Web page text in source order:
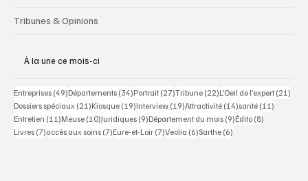
Tribunes & Opinions
À la une ce mois-ci
Entreprises (49)49 posts
Départements (34)34 posts
Portrait (27)27 posts
Tribune (22)22 posts
L’Oeil de l’expert (21)
Dossiers spéciaux (21)21 posts
Kiosque (19)19 posts
Interview (19)19 posts
Attractivité (14)14 posts
santé (11)
Entretien (11)11 posts
Meuse (10)10 posts
Juridiques (9)9 posts
Département du mois (9)9 posts
Édito (8)
Livres (7)7 posts
accès aux soins (7)7 posts
Eure-et-Loir (7)7 posts
Veolia (6)6 posts
Sarthe (6)